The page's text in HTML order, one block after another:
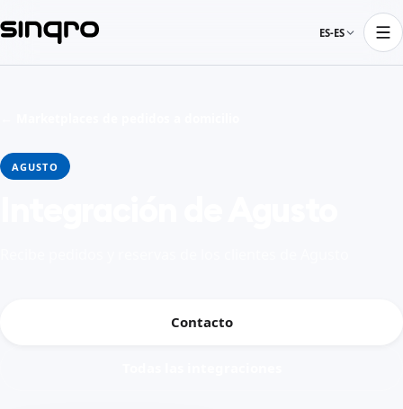
ES-ES
AGUSTO
Contacto